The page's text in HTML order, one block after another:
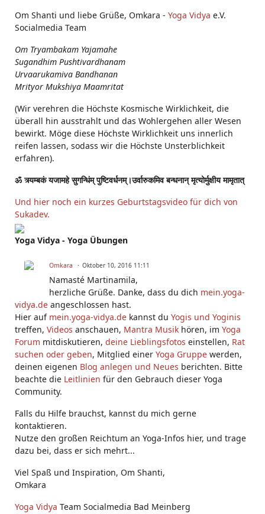
Om Shanti und liebe Grüße, Omkara - Yoga Vidya e.V.
Socialmedia Team
Om Tryambakam Yajamahe
Sugandhim Pushtivardhanam
Urvaarukamiva Bandhanan
Mrityor Mukshiya Maamritat
(Wir verehren die Höchste Kosmische Wirklichkeit, die
überall hin ausstrahlt und das Wohlergehen aller Wesen
bewirkt. Möge diese Höchste Wirklichkeit uns innerlich
reifen lassen, sodass wir die Höchste Unsterblichkeit
erfahren).
ॐ त्र्यम्बकं यजामहे सुगन्धिंम् पुष्टिवर्धनम्।उर्वारुकमिव बन्धनान् मृत्योर्मुक्षीय मामृतात्
Und hier noch ein kurzes Geburtstagsvideo für dich von
Sukadev.
Yoga Vidya - Yoga Übungen
Omkara Oktober 10, 2016 11:11
Namasté Martinamila,
herzliche Grüße. Danke, dass du dich mein.yoga-
vidya.de angeschlossen hast.
Hier auf mein.yoga-vidya.de kannst du Yogis und Yoginis
treffen, Videos anschauen, Mantra Musik hören, im Yoga
Forum mitdiskutieren, deine Lieblingsfotos einstellen, Rat
suchen oder geben, Mitglied einer Yoga Gruppe werden,
deinen eigenen Blog anlegen und Neues berichten. Bitte
beachte die Leitlinien für den Gebrauch dieser Yoga
Community.
Falls du Hilfe brauchst, kannst du mich gerne
kontaktieren.
Nutze den großen Reichtum an Yoga-Infos hier, und trage
dazu bei, dass er sich mehrt...
Viel Spaß und Inspiration, Om Shanti,
Omkara
Yoga Vidya Team Socialmedia Bad Meinberg